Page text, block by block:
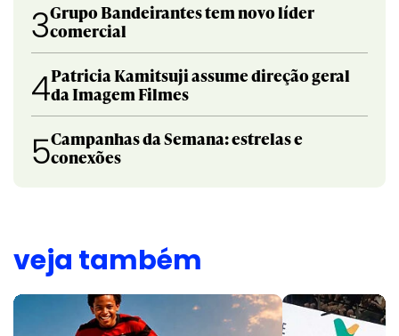
3Grupo Bandeirantes tem novo líder
comercial
4Patricia Kamitsuji assume direção geral
da Imagem Filmes
5Campanhas da Semana: estrelas e
conexões
veja também